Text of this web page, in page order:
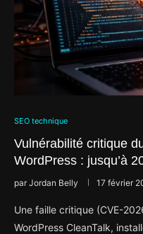
SEO technique
Vulnérabilité critique
WordPress : jusqu’à
parJordan Belly 17 février
Une faille critique (CVE-
WordPress CleanTalk,